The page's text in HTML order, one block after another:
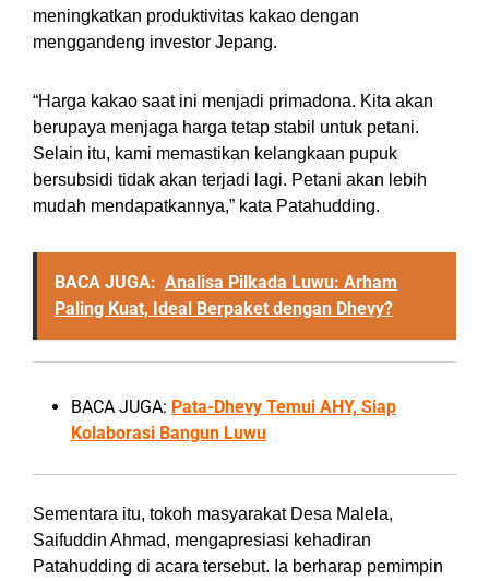
meningkatkan produktivitas kakao dengan
menggandeng investor Jepang.
“Harga kakao saat ini menjadi primadona. Kita akan
berupaya menjaga harga tetap stabil untuk petani.
Selain itu, kami memastikan kelangkaan pupuk
bersubsidi tidak akan terjadi lagi. Petani akan lebih
mudah mendapatkannya,” kata Patahudding.
BACA JUGA: Analisa Pilkada Luwu: Arham
Paling Kuat, Ideal Berpaket dengan Dhevy?
BACA JUGA: Pata-Dhevy Temui AHY, Siap
Kolaborasi Bangun Luwu
Sementara itu, tokoh masyarakat Desa Malela,
Saifuddin Ahmad, mengapresiasi kehadiran
Patahudding di acara tersebut. Ia berharap pemimpin